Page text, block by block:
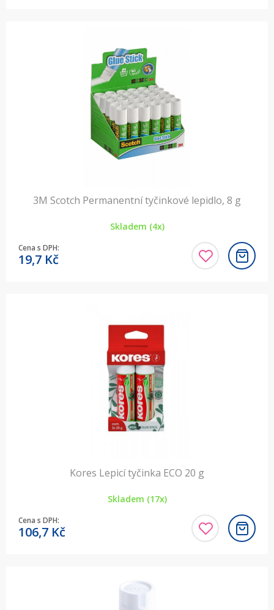
3M Scotch Permanentní tyčinkové lepidlo, 8 g
Skladem (4x)
Cena s DPH:
19,7 Kč
Kores Lepicí tyčinka ECO 20 g
Skladem (17x)
Cena s DPH:
106,7 Kč